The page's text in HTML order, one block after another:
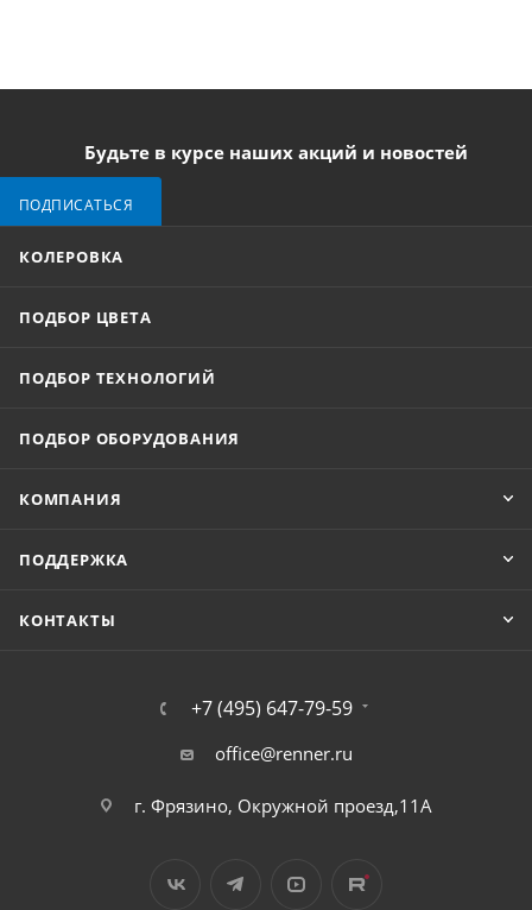
Будьте в курсе наших акций и новостей
ПОДПИСАТЬСЯ
КОЛЕРОВКА
ПОДБОР ЦВЕТА
ПОДБОР ТЕХНОЛОГИЙ
ПОДБОР ОБОРУДОВАНИЯ
КОМПАНИЯ
ПОДДЕРЖКА
КОНТАКТЫ
+7 (495) 647-79-59
office@renner.ru
г. Фрязино, Окружной проезд,11А